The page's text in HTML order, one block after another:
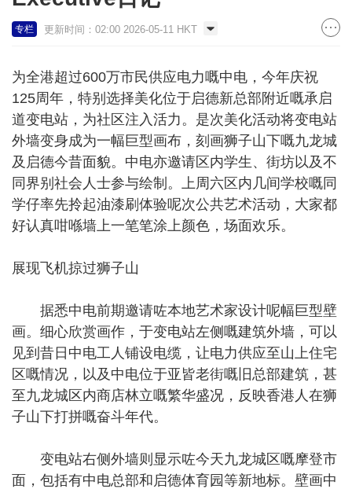
专栏 更新时间：02:00 2026-05-11 HKT
为全港超过600万市民供应电力嘅中电，今年庆祝
125周年，特别选择美化位于启德新总部附近嘅承启
道变电站，为社区注入活力。是次美化活动将变电站
外墙变身成为一幅巨型画布，刻画狮子山下嘅九龙城
及启德今昔面貌。中电亦邀请区内学生、街坊以及不
同界别社会人士参与绘制。上周六区内几间学校嘅同
学仔率先拎起油漆刷体验呢次公共艺术活动，大家都
好认真咁喺墙上一笔笔涂上颜色，场面欢乐。
展现飞机掠过狮子山
据悉中电前期邀请咗本地艺术家设计呢幅巨型壁
画。细心欣赏画作，于变电站左侧嘅建筑外墙，可以
见到昔日中电工人铺设电缆，让电力供应至山上住宅
区嘅情况，以及中电位于亚皆老街嘅旧总部建筑，甚
至九龙城区内商店林立嘅繁华盛况，反映香港人在狮
子山下打拼嘅奋斗年代。
变电站右侧外墙则显示咗今天九龙城区嘅摩登市
面，包括有中电总部和启德体育园等新地标。壁画中